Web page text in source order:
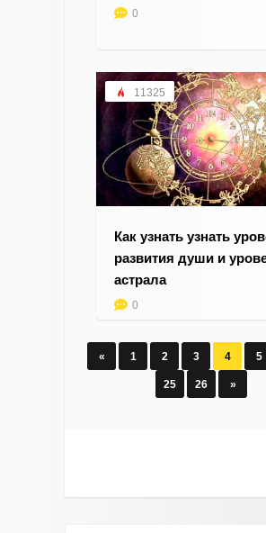
0
11325
Как узнать узнать
развития души и
астрала
0
« 1 2 3 4 5
25 26 »